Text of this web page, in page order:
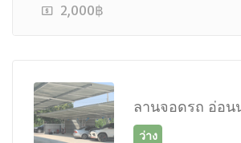
2,000฿
ลานจอดรถ อ่อน